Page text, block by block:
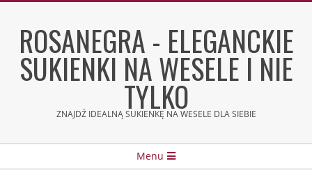
contentROSANEGRA - ELEGANCKIE
SUKIENKI NA WESELE I NIE
TYLKO
ZNAJDŹ IDEALNĄ SUKIENKĘ NA WESELE DLA SIEBIE
Menu